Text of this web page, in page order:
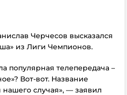
Черчесов высказался
из Лиги Чемпионов.
популярная телепередача –
Вот-вот. Название
случая», — заявил